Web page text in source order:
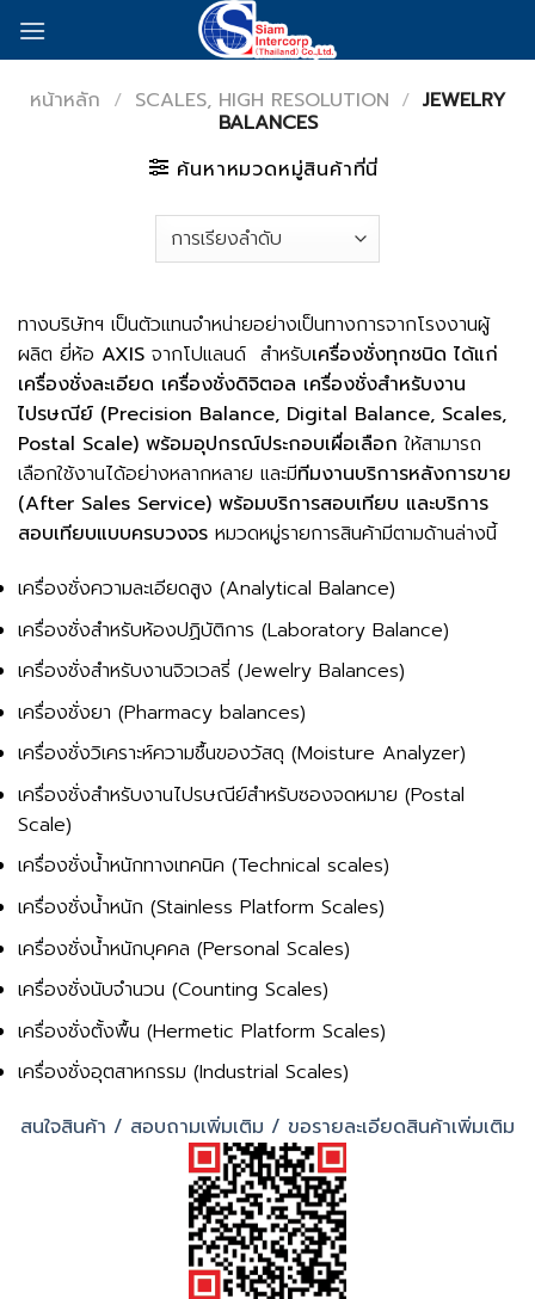
หน้าหลัก / SCALES, HIGH RESOLUTION / JEWELRY
BALANCES
ค้นหาหมวดหมู่สินค้าที่นี่
ทางบริษัทฯ เป็นตัวแทนจำหน่ายอย่างเป็นทางการจากโรงงานผู้
ผลิต ยี่ห้อ AXIS จากโปแลนด์ สำหรับเครื่องชั่งทุกชนิด ได้แก่
เครื่องชั่งละเอียด เครื่องชั่งดิจิตอล เครื่องชั่งสำหรับงาน
ไปรษณีย์ (Precision Balance, Digital Balance, Scales,
Postal Scale) พร้อมอุปกรณ์ประกอบเผื่อเลือก ให้สามารถ
เลือกใช้งานได้อย่างหลากหลาย และมีทีมงานบริการหลังการขาย
(After Sales Service) พร้อมบริการสอบเทียบ และบริการ
สอบเทียบแบบครบวงจร หมวดหมู่รายการสินค้ามีตามด้านล่างนี้
เครื่องชั่งความละเอียดสูง (Analytical Balance)
เครื่องชั่งสำหรับห้องปฏิบัติการ (Laboratory Balance)
เครื่องชั่งสำหรับงานจิวเวลรี่ (Jewelry Balances)
เครื่องชั่งยา (Pharmacy balances)
เครื่องชั่งวิเคราะห์ความชื้นของวัสดุ (Moisture Analyzer)
เครื่องชั่งสำหรับงานไปรษณีย์สำหรับซองจดหมาย (Postal
Scale)
เครื่องชั่งน้ำหนักทางเทคนิค (Technical scales)
เครื่องชั่งน้ำหนัก (Stainless Platform Scales)
เครื่องชั่งน้ำหนักบุคคล (Personal Scales)
เครื่องชั่งนับจำนวน (Counting Scales)
เครื่องชั่งตั้งพื้น (Hermetic Platform Scales)
เครื่องชั่งอุตสาหกรรม (Industrial Scales)
สนใจสินค้า / สอบถามเพิ่มเติม / ขอรายละเอียดสินค้าเพิ่มเติม